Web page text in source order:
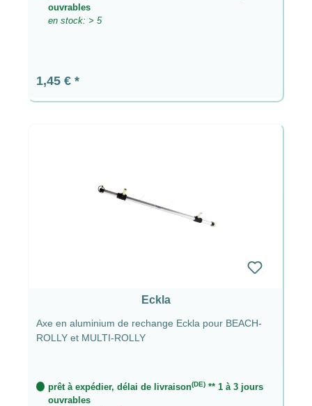
ouvrables
en stock: > 5
Prix régulier :
1,45 €
Eckla
Axe en aluminium de rechange Eckla pour BEACH-
ROLLY et MULTI-ROLLY
prêt à expédier, délai de livraison(DE) ** 1 à 3 jours
ouvrables